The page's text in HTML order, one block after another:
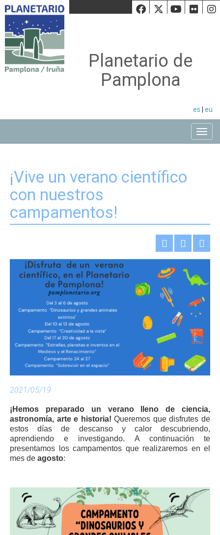
Facebook
Twiiter
Planetario de
Pamplona
es eu
¡Vive un verano científico
con nuestros
campamentos!
2021/05/19
¡Hemos preparado un verano lleno de ciencia,
astronomía, arte e historia!Queremos que disfrutes de
estos días de descanso y calor descubriendo,
aprendiendo e investigando. A continuación te
presentamos los campamentos que realizaremos en el
mes de agosto: